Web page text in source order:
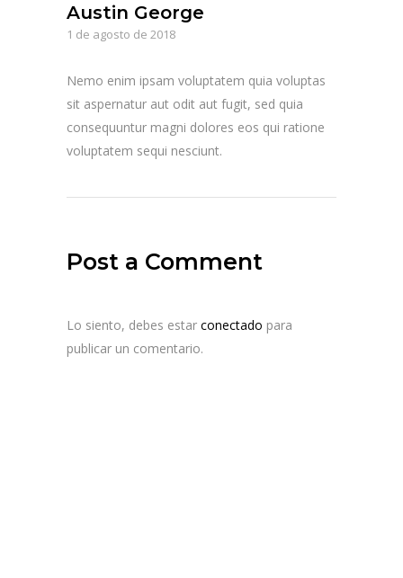
Austin George
1 de agosto de 2018
Nemo enim ipsam voluptatem quia voluptas
sit aspernatur aut odit aut fugit, sed quia
consequuntur magni dolores eos qui ratione
voluptatem sequi nesciunt.
Post a Comment
Lo siento, debes estar conectado para
publicar un comentario.